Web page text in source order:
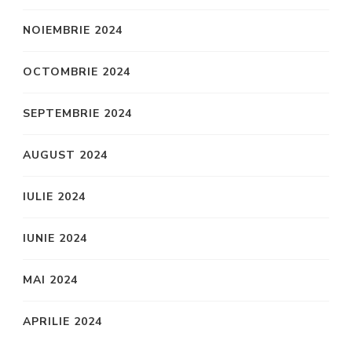
NOIEMBRIE 2024
OCTOMBRIE 2024
SEPTEMBRIE 2024
AUGUST 2024
IULIE 2024
IUNIE 2024
MAI 2024
APRILIE 2024